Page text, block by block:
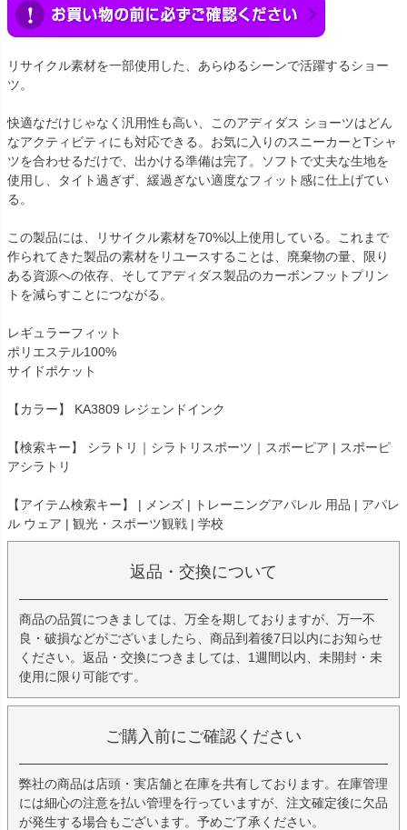
リサイクル素材を一部使用した、あらゆるシーンで活躍するショー
ツ。
快適なだけじゃなく汎用性も高い、このアディダス ショーツはどん
なアクティビティにも対応できる。お気に入りのスニーカーとTシャ
ツを合わせるだけで、出かける準備は完了。ソフトで丈夫な生地を
使用し、タイト過ぎず、緩過ぎない適度なフィット感に仕上げてい
る。
この製品には、リサイクル素材を70%以上使用している。これまで
作られてきた製品の素材をリユースすることは、廃棄物の量、限り
ある資源への依存、そしてアディダス製品のカーボンフットプリン
トを減らすことにつながる。
レギュラーフィット
ポリエステル100%
サイドポケット
【カラー】 KA3809 レジェンドインク
【検索キー】 シラトリ｜シラトリスポーツ｜スポーピア | スポーピ
アシラトリ
【アイテム検索キー】 | メンズ | トレーニングアパレル 用品 | アパレ
ル ウェア | 観光・スポーツ観戦 | 学校
返品・交換について
商品の品質につきましては、万全を期しておりますが、万一不
良・破損などがございましたら、商品到着後7日以内にお知らせ
ください。返品・交換につきましては、1週間以内、未開封・未
使用に限り可能です。
ご購入前にご確認ください
弊社の商品は店頭・実店舗と在庫を共有しております。在庫管理
には細心の注意を払い管理を行っていますが、注文確定後に欠品
が発生する場合もございます。予めご了承ください。